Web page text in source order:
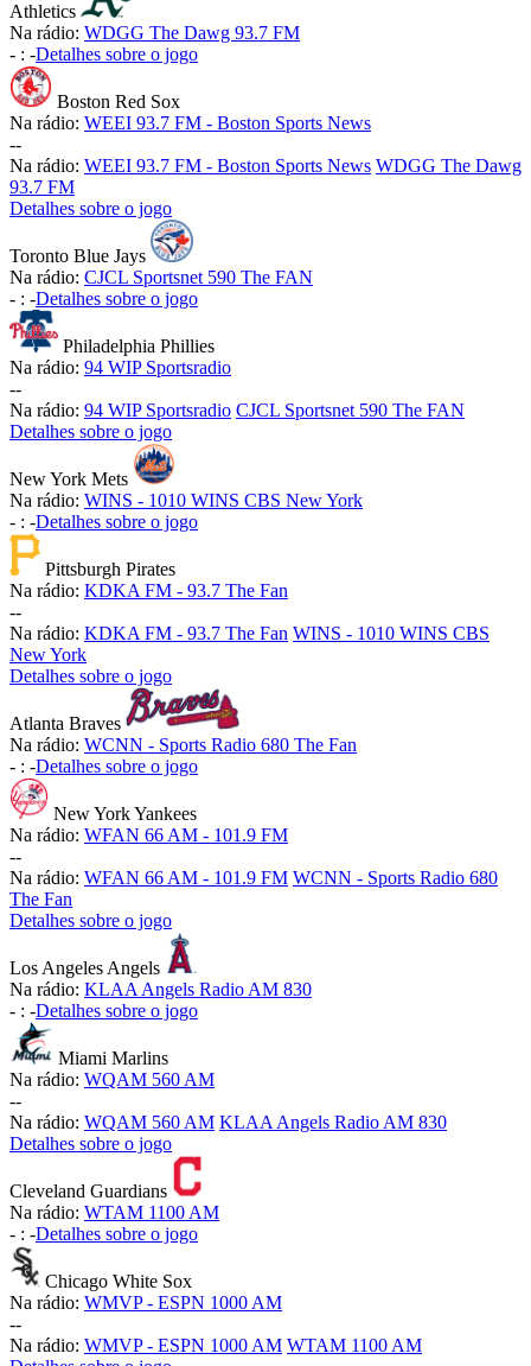
Athletics
Na rádio: WDGG The Dawg 93.7 FM
- : -Detalhes sobre o jogo
Boston Red Sox
Na rádio: WEEI 93.7 FM - Boston Sports News
--
Na rádio: WEEI 93.7 FM - Boston Sports News WDGG The Dawg
93.7 FM
Detalhes sobre o jogo
Toronto Blue Jays
Na rádio: CJCL Sportsnet 590 The FAN
- : -Detalhes sobre o jogo
Philadelphia Phillies
Na rádio: 94 WIP Sportsradio
--
Na rádio: 94 WIP Sportsradio CJCL Sportsnet 590 The FAN
Detalhes sobre o jogo
New York Mets
Na rádio: WINS - 1010 WINS CBS New York
- : -Detalhes sobre o jogo
Pittsburgh Pirates
Na rádio: KDKA FM - 93.7 The Fan
--
Na rádio: KDKA FM - 93.7 The Fan WINS - 1010 WINS CBS
New York
Detalhes sobre o jogo
Atlanta Braves
Na rádio: WCNN - Sports Radio 680 The Fan
- : -Detalhes sobre o jogo
New York Yankees
Na rádio: WFAN 66 AM - 101.9 FM
--
Na rádio: WFAN 66 AM - 101.9 FM WCNN - Sports Radio 680
The Fan
Detalhes sobre o jogo
Los Angeles Angels
Na rádio: KLAA Angels Radio AM 830
- : -Detalhes sobre o jogo
Miami Marlins
Na rádio: WQAM 560 AM
--
Na rádio: WQAM 560 AM KLAA Angels Radio AM 830
Detalhes sobre o jogo
Cleveland Guardians
Na rádio: WTAM 1100 AM
- : -Detalhes sobre o jogo
Chicago White Sox
Na rádio: WMVP - ESPN 1000 AM
--
Na rádio: WMVP - ESPN 1000 AM WTAM 1100 AM